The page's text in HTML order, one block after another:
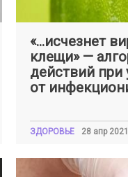
«…исчезнет
клещи» —
действий при
от
ЗДОРОВЬЕ 28 апр 2021